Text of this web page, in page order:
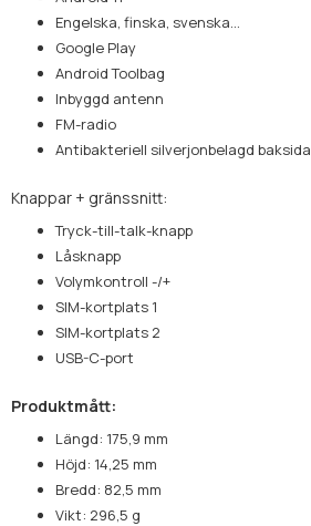
Engelska, finska, svenska...
Google Play
Android Toolbag
Inbyggd antenn
FM-radio
Antibakteriell silverjonbelagd baksida
Knappar + gränssnitt:
Tryck-till-talk-knapp
Låsknapp
Volymkontroll -/+
SIM-kortplats 1
SIM-kortplats 2
USB-C-port
Produktmått:
Längd: 175,9 mm
Höjd: 14,25 mm
Bredd: 82,5 mm
Vikt: 296,5 g